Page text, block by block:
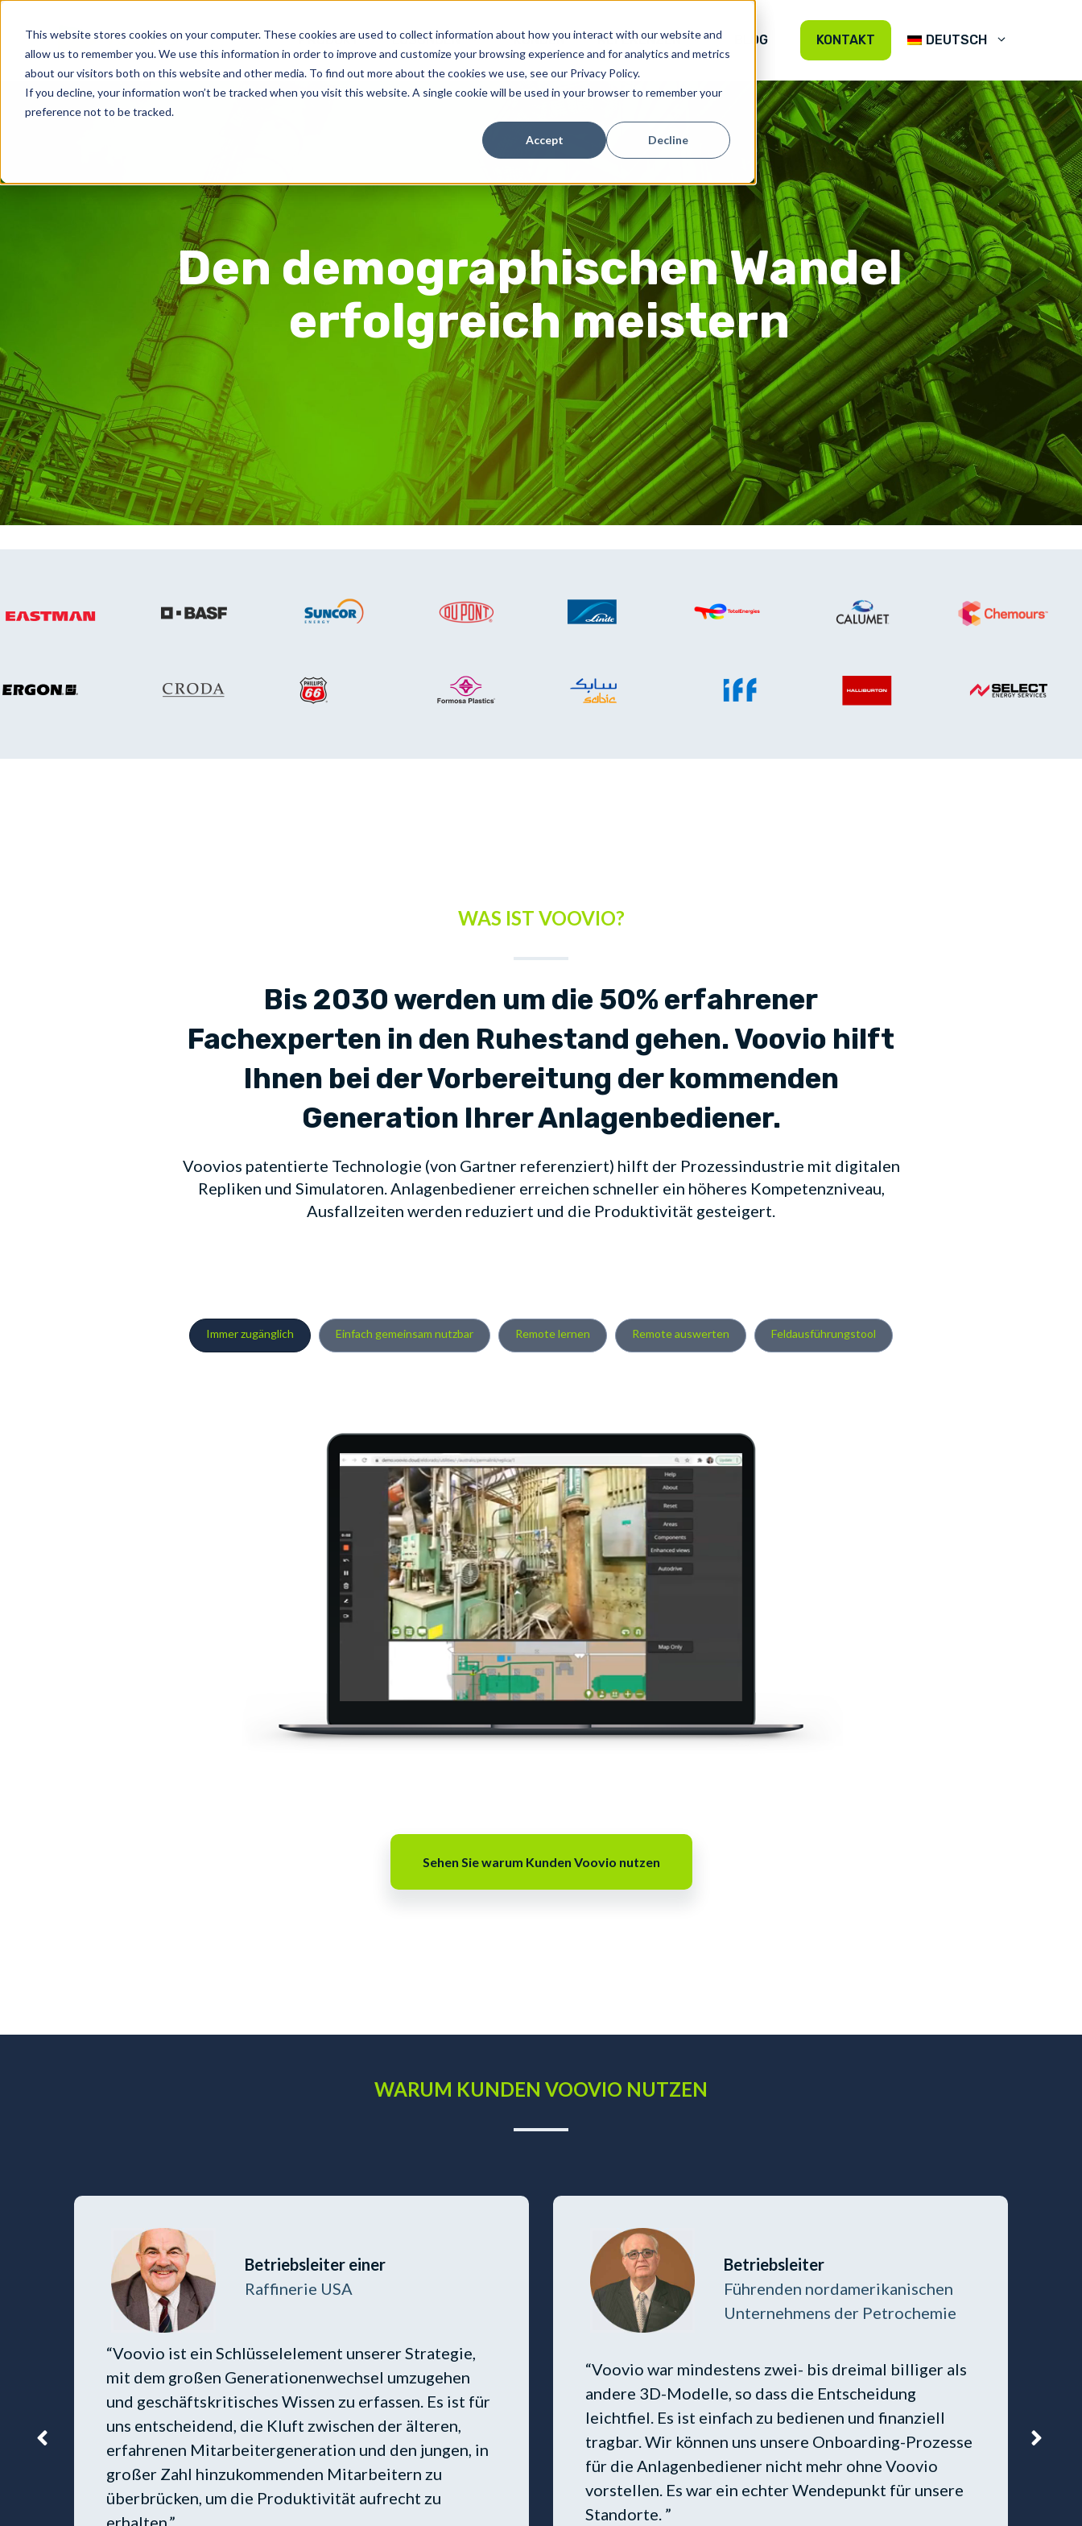
This website stores cookies on your computer. These cookies are used to collect information about how you interact with our website and
allow us to remember you. We use this information in order to improve and customize your browsing experience and for analytics and metrics
about our visitors both on this website and other media. To find out more about the cookies we use, see our Privacy Policy.
If you decline, your information won’t be tracked when you visit this website. A single cookie will be used in your browser to remember your
preference not to be tracked.
Accept Decline
Inhalt
springen
PRODUKT LÖSUNGEN KUNDEN REFERENZEN BLOG KONTAKT DEUTSCH
Den demographischen Wandel
erfolgreich meistern
WAS IST VOOVIO?
Bis 2030 werden um die 50% erfahrener
Fachexperten in den Ruhestand gehen. Voovio hilft
Ihnen bei der Vorbereitung der kommenden
Generation Ihrer Anlagenbediener.
Voovios patentierte Technologie (von Gartner referenziert) hilft der Prozessindustrie mit digitalen
Repliken und Simulatoren. Anlagenbediener erreichen schneller ein höheres Kompetenzniveau,
Ausfallzeiten werden reduziert und die Produktivität gesteigert.
Immer zugänglich Einfach gemeinsam nutzbar Remote lernen Remote auswerten Feldausführungstool
Sehen Sie warum Kunden Voovio nutzen
WARUM KUNDEN VOOVIO NUTZEN
Betriebsleiter einer
Raffinerie USA
“Voovio ist ein Schlüsselelement unserer Strategie,
mit dem großen Generationenwechsel umzugehen
und geschäftskritisches Wissen zu erfassen. Es ist für
uns entscheidend, die Kluft zwischen der älteren,
erfahrenen Mitarbeitergeneration und den jungen, in
großer Zahl hinzukommenden Mitarbeitern zu
überbrücken, um die Produktivität aufrecht zu
erhalten.”
Betriebsleiter
Führenden nordamerikanischen
Unternehmens der Petrochemie
“Voovio war mindestens zwei- bis dreimal billiger als
andere 3D-Modelle, so dass die Entscheidung
leichtfiel. Es ist einfach zu bedienen und finanziell
tragbar. Wir können uns unsere Onboarding-Prozesse
für die Anlagenbediener nicht mehr ohne Voovio
vorstellen. Es war ein echter Wendepunkt für unsere
Standorte. ”